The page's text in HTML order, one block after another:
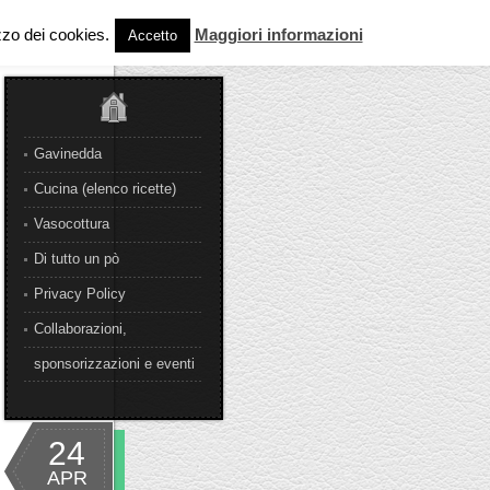
Gavinedda
Cucina (elenco ricette)
Vasocottura
Di tutto un pò
Privacy Policy
Collaborazioni,
sponsorizzazioni e eventi
24
APR
dei cookies. Accetto Maggiori informazioni